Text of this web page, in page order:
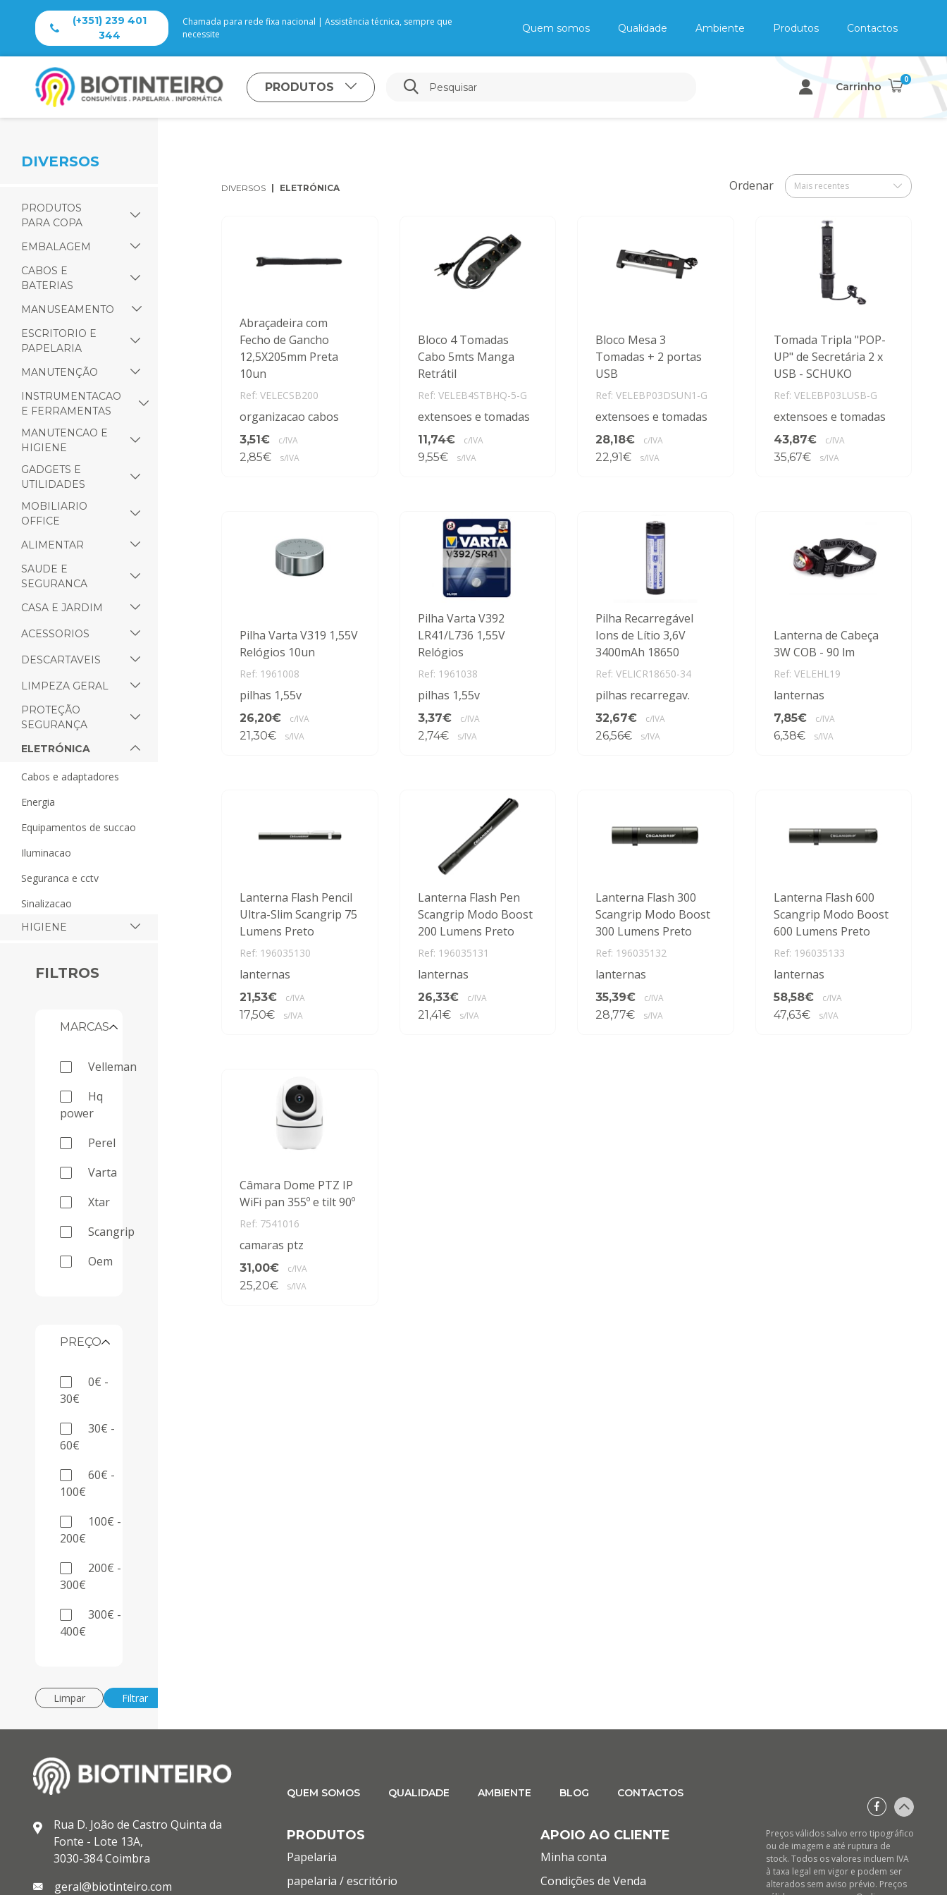
(+351) 239 401
344
Chamada para rede fixa nacional | Assistência técnica, sempre que
necessite
Quem somos Qualidade Ambiente Produtos Contactos
PRODUTOS Carrinho
0
DIVERSOS
PRODUTOS
PARA COPA
EMBALAGEM
CABOS E
BATERIAS
MANUSEAMENTO
ESCRITORIO E
PAPELARIA
MANUTENÇÃO
INSTRUMENTACAO
E FERRAMENTAS
MANUTENCAO E
HIGIENE
GADGETS E
UTILIDADES
MOBILIARIO
OFFICE
ALIMENTAR
SAUDE E
SEGURANCA
CASA E JARDIM
ACESSORIOS
DESCARTAVEIS
LIMPEZA GERAL
PROTEÇÃO
SEGURANÇA
ELETRÓNICA
cabos e adaptadores
energia
equipamentos de succao
iluminacao
seguranca e cctv
sinalizacao
HIGIENE
FILTROS
MARCAS
velleman
hq
power
perel
varta
xtar
scangrip
oem
PREÇO
0€ -
30€
30€ -
60€
60€ -
100€
100€ -
200€
200€ -
300€
300€ -
400€
Limpar Filtrar
DIVERSOS ELETRÓNICA Ordenar Mais recentes
Abraçadeira com
Fecho de Gancho
12,5X205mm Preta
10un
Ref: VELECSB200
organizacao cabos
3,51€ c/IVA
2,85€ s/IVA
Bloco 4 Tomadas
Cabo 5mts Manga
Retrátil
Ref: VELEB4STBHQ-5-G
extensoes e tomadas
11,74€ c/IVA
9,55€ s/IVA
Bloco Mesa 3
Tomadas + 2 portas
USB
Ref: VELEBP03DSUN1-G
extensoes e tomadas
28,18€ c/IVA
22,91€ s/IVA
Tomada Tripla "POP-
UP" de Secretária 2 x
USB - SCHUKO
Ref: VELEBP03LUSB-G
extensoes e tomadas
43,87€ c/IVA
35,67€ s/IVA
Pilha Varta V319 1,55V
Relógios 10un
Ref: 1961008
pilhas 1,55v
26,20€ c/IVA
21,30€ s/IVA
Pilha Varta V392
LR41/L736 1,55V
Relógios
Ref: 1961038
pilhas 1,55v
3,37€ c/IVA
2,74€ s/IVA
Pilha Recarregável
Ions de Lítio 3,6V
3400mAh 18650
Ref: VELICR18650-34
pilhas recarregav.
32,67€ c/IVA
26,56€ s/IVA
Lanterna de Cabeça
3W COB - 90 lm
Ref: VELEHL19
lanternas
7,85€ c/IVA
6,38€ s/IVA
Lanterna Flash Pencil
Ultra-Slim Scangrip 75
Lumens Preto
Ref: 196035130
lanternas
21,53€ c/IVA
17,50€ s/IVA
Lanterna Flash Pen
Scangrip Modo Boost
200 Lumens Preto
Ref: 196035131
lanternas
26,33€ c/IVA
21,41€ s/IVA
Lanterna Flash 300
Scangrip Modo Boost
300 Lumens Preto
Ref: 196035132
lanternas
35,39€ c/IVA
28,77€ s/IVA
Lanterna Flash 600
Scangrip Modo Boost
600 Lumens Preto
Ref: 196035133
lanternas
58,58€ c/IVA
47,63€ s/IVA
Câmara Dome PTZ IP
WiFi pan 355º e tilt 90º
Ref: 7541016
camaras ptz
31,00€ c/IVA
25,20€ s/IVA
Rua D. João de Castro Quinta da
Fonte - Lote 13A,
3030-384 Coimbra
geral@biotinteiro.com
QUEM SOMOS QUALIDADE AMBIENTE BLOG CONTACTOS
PRODUTOS
Papelaria
papelaria / escritório
APOIO AO CLIENTE
Minha conta
Condições de Venda
Preços válidos salvo erro tipográfico
ou de imagem e até ruptura de
stock. Todos os valores incluem IVA
à taxa legal em vigor e podem ser
alterados sem aviso prévio. Preços